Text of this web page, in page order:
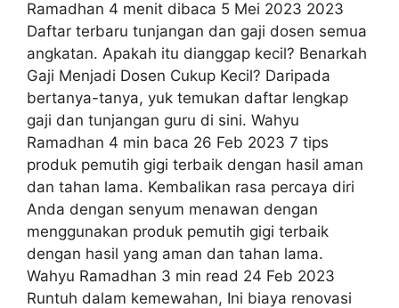
Ramadhan 4 menit dibaca 5 Mei 2023 2023
Daftar terbaru tunjangan dan gaji dosen semua
angkatan. Apakah itu dianggap kecil? Benarkah
Gaji Menjadi Dosen Cukup Kecil? Daripada
bertanya-tanya, yuk temukan daftar lengkap
gaji dan tunjangan guru di sini. Wahyu
Ramadhan 4 min baca 26 Feb 2023 7 tips
produk pemutih gigi terbaik dengan hasil aman
dan tahan lama. Kembalikan rasa percaya diri
Anda dengan senyum menawan dengan
menggunakan produk pemutih gigi terbaik
dengan hasil yang aman dan tahan lama.
Wahyu Ramadhan 3 min read 24 Feb 2023
Runtuh dalam kemewahan, Ini biaya renovasi